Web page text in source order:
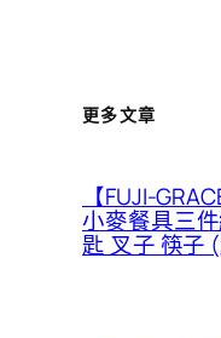
更多文章
【FUJI-
小麥餐具三
匙 叉子 筷子